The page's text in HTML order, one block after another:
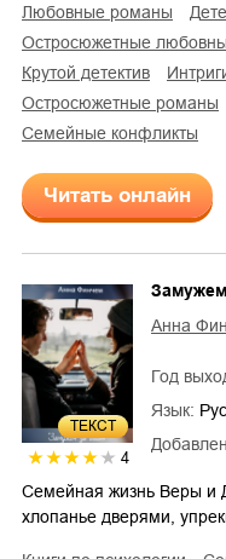
любовные романы
остросюжетные
крутой детектив
остросюжетные романы
семейные конфликты
Читать онлайн
ТЕКСТ
4
Анна
Год
Язык:
Семейная жизнь Веры и
хлопанье дверями,